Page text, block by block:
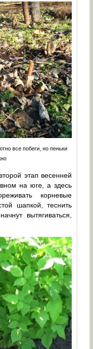
все побеги, но пеньки
этап весенней
на юге, а здесь
корневые
шапкой, теснить
вытягиваться,